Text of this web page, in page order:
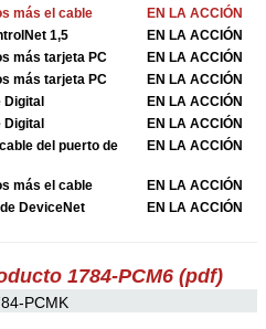
más el cable
EN LA ACCIÓN
1,5
EN LA ACCIÓN
más tarjeta PC
EN LA ACCIÓN
más tarjeta PC
EN LA ACCIÓN
Digital
EN LA ACCIÓN
Digital
EN LA ACCIÓN
del puerto de
EN LA ACCIÓN
más el cable
EN LA ACCIÓN
DeviceNet EN LA ACCIÓN
1784-PCM6 (pdf)
PCMK